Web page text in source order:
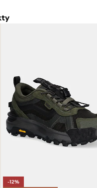
-12%